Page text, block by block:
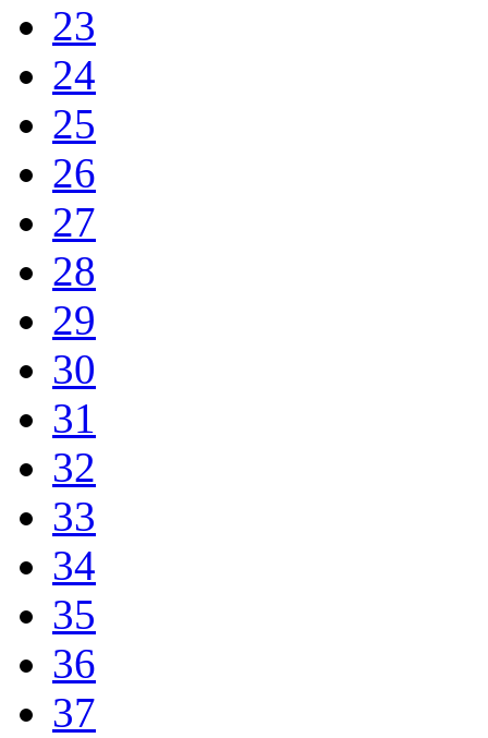
23
24
25
26
27
28
29
30
31
32
33
34
35
36
37